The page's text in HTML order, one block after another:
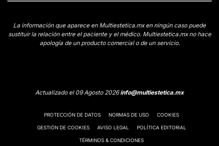
La información que aparece en Multiestetica.mx en ningún caso puede
sustituir la relación entre el paciente y el médico. Multiestetica.mx no hace
apología de un producto comercial o de un servicio.
Actualizado el 09 Agosto 2026info@multiestetica.mx
PROTECCIÓN DE DATOS NORMAS DE USO COOKIES
GESTIÓN DE COOKIES AVISO LEGAL POLÍTICA EDITORIAL
TÉRMINOS & CONDICIONES